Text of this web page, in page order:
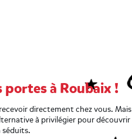
à Roubaix !
directement chez vous. Mais
à privilégier pour découvrir